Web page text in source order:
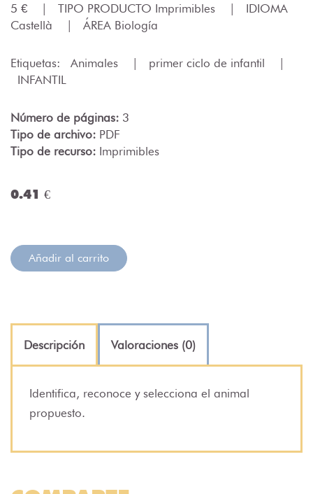
5 €
TIPO PRODUCTO Imprimibles
IDIOMA
Castellà
ÁREA Biología
Etiquetas: Animales primer ciclo de infantil
INFANTIL
Número de páginas: 3
Tipo de archivo: PDF
Tipo de recurso: Imprimibles
0.41 €
Añadir al carrito
Descripción Valoraciones (0)
Identifica, reconoce y selecciona el animal
propuesto.